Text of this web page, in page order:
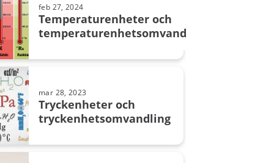
feb 27, 2024
Temperaturenheter och
temperaturenhetsomvandling
mar 28, 2023
Tryckenheter och
tryckenhets­omvandling